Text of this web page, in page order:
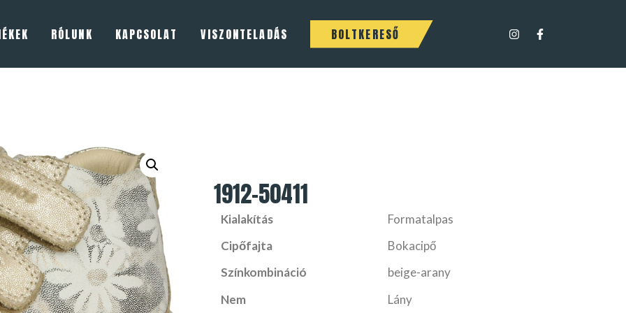
RÓLUNK KAPCSOLAT VISZONTELADÁS BOLTKERESŐ
1912-50411
Kialakítás
Formatalpas
Cipőfajta
Bokacipő
Színkombináció
beige-arany
Nem
Lány